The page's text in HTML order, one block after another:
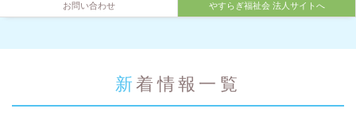
お問い合わせ やすらぎ福祉会 法人サイトへ
新着情報一覧